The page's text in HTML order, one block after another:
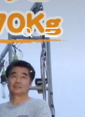
検
索
対
象:
サイドバ